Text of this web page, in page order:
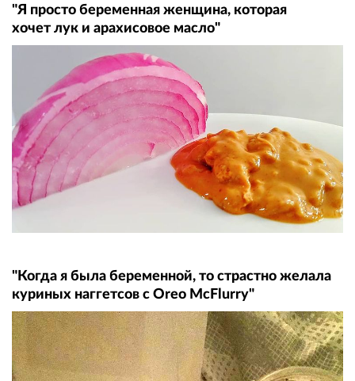
"Я просто беременная женщина, которая
хочет лук и арахисовое масло"
"Когда я была беременной, то страстно желала
куриных наггетсов с Oreo McFlurry"